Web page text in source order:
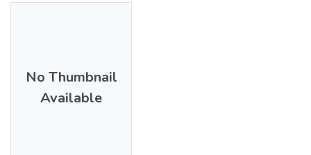
No Thumbnail
Available